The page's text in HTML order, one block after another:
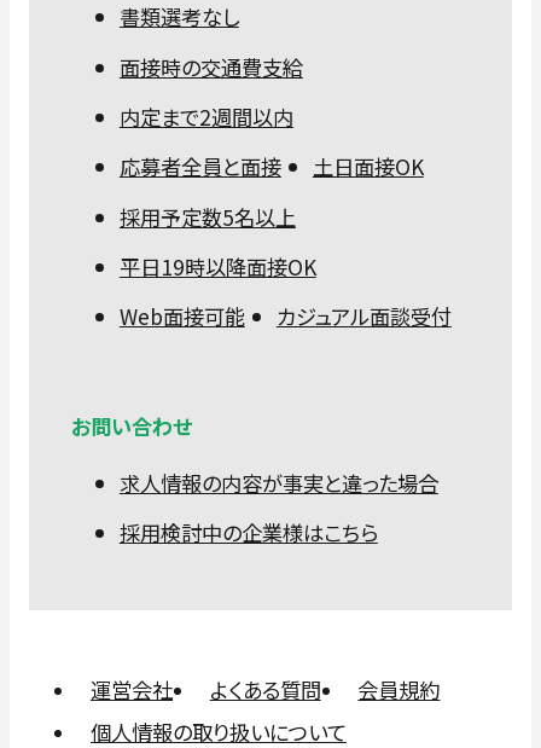
書類選考なし
面接時の交通費支給
内定まで2週間以内
応募者全員と面接
土日面接OK
採用予定数5名以上
平日19時以降面接OK
Web面接可能
カジュアル面談受付
お問い合わせ
求人情報の内容が事実と違った場合
採用検討中の企業様はこちら
運営会社 よくある質問
会員規約
個人情報の取り扱いについて